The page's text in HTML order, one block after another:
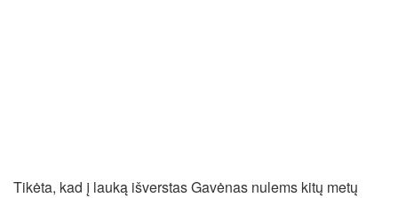
Tikėta, kad į lauką išverstas Gavėnas nulems kitų metų